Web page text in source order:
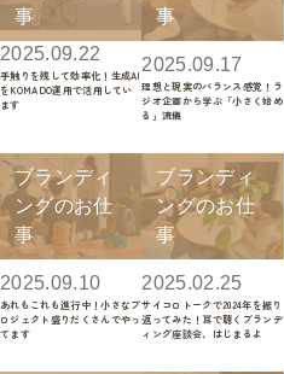
事
2025.09.22
手触りを残して効率化！生成AI
をKOMADO運用で活用してい
ます
事
2025.09.17
理想と現実のバランス感覚！ラ
ジオ企画から学ぶ「小さく始め
る」流儀
ブランディ
ングのお仕
事
2025.09.10
あれもこれも進行中！小さなプ
ロジェクト盛りだくさんでやっ
てます
ブランディ
ングのお仕
事
2025.02.25
サイコロトークで2024年を振り
返ってみた！耳で聴くブランデ
ィング座談会、はじまるよ